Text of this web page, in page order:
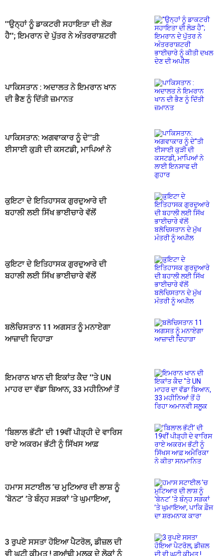
''ਉਨ੍ਹਾਂ ਨੂੰ ਡਾਕਟਰੀ ਸਹਾਇਤਾ ਦੀ ਲੋੜ
ਹੈ''; ਇਮਰਾਨ ਦੇ ਪੁੱਤਰ ਨੇ ਅੰਤਰਰਾਸ਼ਟਰੀ
ਪਾਕਿਸਤਾਨ : ਅਦਾਲਤ ਨੇ ਇਮਰਾਨ ਖਾਨ
ਦੀ ਭੈਣ ਨੂੰ ਦਿੱਤੀ ਜ਼ਮਾਨਤ
ਪਾਕਿਸਤਾਨ: ਅਗਵਾਕਾਰ ਨੂੰ ਦੇ''ਤੀ
ਈਸਾਈ ਕੁੜੀ ਦੀ ਕਸਟਡੀ, ਮਾਪਿਆਂ ਨੇ
ਕੁਇਟਾ ਦੇ ਇਤਿਹਾਸਕ ਗੁਰਦੁਆਰੇ ਦੀ
ਬਹਾਲੀ ਲਈ ਸਿੱਖ ਭਾਈਚਾਰੇ ਵੱਲੋਂ
ਕੁਇਟਾ ਦੇ ਇਤਿਹਾਸਕ ਗੁਰਦੁਆਰੇ ਦੀ
ਬਹਾਲੀ ਲਈ ਸਿੱਖ ਭਾਈਚਾਰੇ ਵੱਲੋਂ
ਬਲੋਚਿਸਤਾਨ 11 ਅਗਸਤ ਨੂੰ ਮਨਾਏਗਾ
ਆਜ਼ਾਦੀ ਦਿਹਾੜਾ
ਇਮਰਾਨ ਖਾਨ ਦੀ ਇਕਾਂਤ ਕੈਦ ''ਤੇ UN
ਮਾਹਰ ਦਾ ਵੱਡਾ ਬਿਆਨ, 33 ਮਹੀਨਿਆਂ ਤੋਂ
’ਬਿਲਾਲ ਭੱਟੀ’ ਦੀ 19ਵੀਂ ਪੀੜ੍ਹੀ ਦੇ ਵਾਰਿਸ
ਰਾਏ ਅਕਰਮ ਭੱਟੀ ਨੂੰ ਸਿੱਖਸ ਆਫ਼
ਹਮਾਸ ਸਟਾਈਲ ’ਚ ਮੁਟਿਆਰ ਦੀ ਲਾਸ਼ ਨੂੰ
‘ਬੋਨਟ’ ’ਤੇ ਬੰਨ੍ਹ ਸੜਕਾਂ ’ਤੇ ਘੁਮਾਇਆ,
3 ਰੁਪਏ ਸਸਤਾ ਹੋਇਆ ਪੈਟਰੋਲ, ਡੀਜ਼ਲ ਦੀ
ਵੀ ਘਟੀ ਕੀਮਤ ! ਗੁਆਂਢੀ ਮੁਲਕ ਦੇ ਲੋਕਾਂ ਨੂੰ